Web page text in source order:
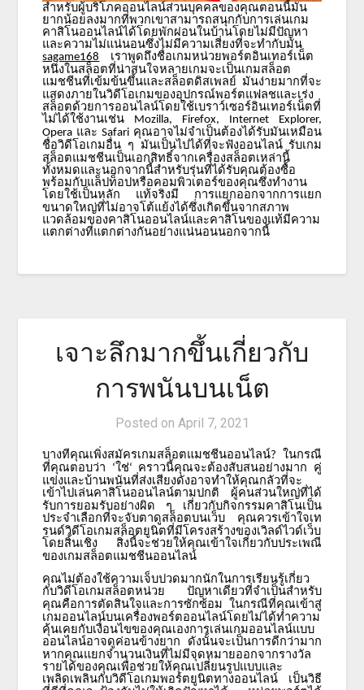
สำหรับผู้บริโภคออนไลน์ส่วนบุคคลของคุณตอนนี้มัน
ยากน้อยลงมากที่พวกเขาสามารถสนุกกับการเล่นเกม
คาสิโนออนไลน์ได้โดยพักผ่อนในบ้านโดยไม่มีปัญหา
และความไม่แน่นอนซึ่งไม่มีความเสี่ยงที่จะทำกับมัน
sagame168
เราพูดถึงชื่อเกมหน่วยพอร์ตอินเทอร์เน็ต
หนึ่งในสล็อตที่น่าสนใจหลายเกมจะเป็นเกมสล็อต
แมชชีนที่เข้มข้นขึ้นและสล็อตดิสเพลย์ มันง่ายมากที่จะ
แสดงภายในวิดีโอเกมของอุปกรณ์พอร์ตแฟลชและเร่ง
สล็อตด้วยการออนไลน์โดยใช้เบราว์เซอร์อินเทอร์เน็ตที่
ไม่ได้ใช้งานเช่น Mozilla, Firefox, Internet Explorer,
Opera และ Safari คุณอาจไม่จำเป็นต้องได้รับมันเหมือน
ชื่อวิดีโอเกมอื่น ๆ มันเป็นไปได้ที่จะฟังออนไลน์ รับเกม
สล็อตแมชชีนเป็นเอกสิทธิ์จากเครื่องสล็อตเหล่านี้
ทั้งหมดและนอกจากนี้สำหรับรุ่นที่ได้รับคุณต้องซื้อ
พร้อมกับแล็ปท็อปหรือคอมพิวเตอร์ของคุณซึ่งทำงาน
โดยใช้เป็นหลัก
แท้จริงมี
การแยกออกจากการแยก
ขนาดใหญ่ที่ไม่อาจโต้แย้งได้ซึ่งเกิดขึ้นจากสภาพ
แวดล้อมของคาสิโนออนไลน์และคาสิโนของแท้มีความ
แตกต่างที่แตกต่างกันอย่างแน่นอนนอกจากนี้
เจาะลึกมากขึ้นเกี่ยวกับ
การพนันบนเน็ต
Posted on April 7, 2021
บางทีคุณเพิ่งสมัครเกมสล็อตแมชชีนออนไลน์? ในกรณี
ที่คุณตอบว่า ‘ใช่‘ คราวนี้คุณจะต้องสับสนอย่างมาก
คู่
แข่งและบ้านพนันที่ส่งเสียงดังอาจทำให้คุณกลัวที่จะ
เข้าไปเล่นคาสิโนออนไลน์ตามปกติ
ผู้คนส่วนใหญ่ที่ได้
รับการยอมรับอย่างผิด
ๆ
เกี่ยวกับกิจกรรมคาสิโนเป็น
ประจำเลือกที่จะจับตาดูสล็อตบนเว็บ
คุณควรเข้าใจเท
รนด์วิดีโอเกมสล็อตยูนิตที่มีโครงสร้างของเวิลด์ไวด์เว็บ
โดยสิ้นเชิง
สิ่งนี้จะช่วยให้คุณเข้าใจเกี่ยวกับประเพณี
ของเกมสล็อตแมชชีนออนไลน์
คุณไม่ต้องใช้ความเจ็บปวดมากนักในการเรียนรู้เกี่ยว
กับวิดีโอเกมสล็อตหน่วย
ปัญหาเดียวที่จำเป็นสำหรับ
คุณคือการตัดสินใจและการซักซ้อม ในกรณีที่คุณเข้าสู่
เกมออนไลน์บนเครื่องพอร์ตออนไลน์โดยไม่ได้ทำความ
คุ้นเคยกับเงื่อนไขของคุณเองการเล่นเกมออนไลน์แบบ
ออนไลน์อาจดูค่อนข้างยาก
ดังนั้นจะเป็นการดีกว่ามาก
หากคุณแยกจำนวนเงินที่ไม่มีจุดหมายออกจากรางวัล
รายได้ของคุณเพื่อช่วยให้คุณเปลี่ยนรูปแบบและ
เพลิดเพลินกับวิดีโอเกมพอร์ตยูนิตทางออนไลน์
เป็นวิธี